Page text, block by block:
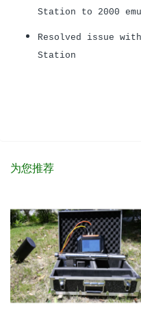
Station to 2000
Resolved issue
Station
为您推荐